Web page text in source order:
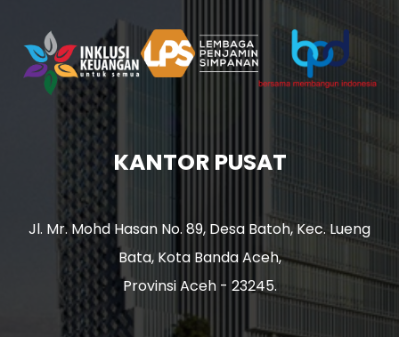
KANTOR PUSAT
Jl. Mr. Mohd Hasan No. 89, Desa Batoh, Kec. Lueng
Bata, Kota Banda Aceh,
Provinsi Aceh - 23245.